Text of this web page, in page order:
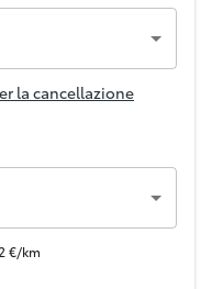
la cancellazione
€/km